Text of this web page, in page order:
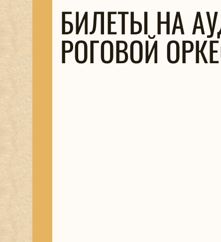
БИЛЕТЫ НА
РОГОВОЙ